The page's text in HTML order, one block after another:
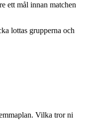
ett mål innan matchen
lottas grupperna och
Vilka tror ni